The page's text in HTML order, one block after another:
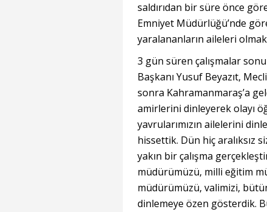
saldırıdan bir süre önce
Emniyet Müdürlüğü’nde
yaralananların aileleri
3 gün süren çalışmalar
Başkanı Yusuf Beyazıt,
sonra Kahramanmaraş’a
amirlerini dinleyerek olayı
yavrularımızın ailelerini
hissettik. Dün hiç aralıksız
yakın bir çalışma
müdürümüzü, milli eğitim
müdürümüzü, valimizi,
dinlemeye özen gösterdik.